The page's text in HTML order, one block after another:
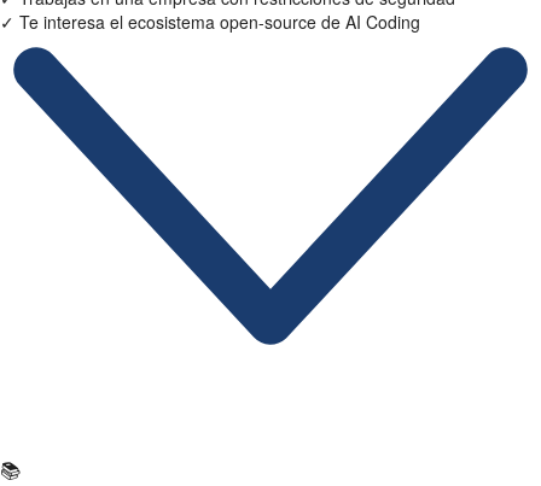
✓ Te interesa el ecosistema open-source de AI Coding
📚